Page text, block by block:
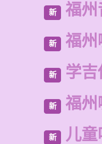
新 福州
新 福州
新 学
新 福州
新 儿